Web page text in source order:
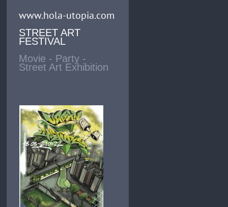
www.hola-utopia.com
STREET ART
FESTIVAL
Movie - Party -
Street Art Exhibition